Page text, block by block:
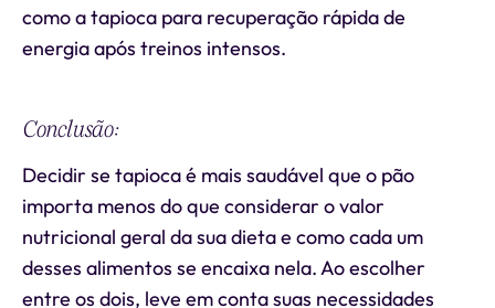
como a tapioca para recuperação rápida de
energia após treinos intensos.
Conclusão:
Decidir se tapioca é mais saudável que o pão
importa menos do que considerar o valor
nutricional geral da sua dieta e como cada um
desses alimentos se encaixa nela. Ao escolher
entre os dois, leve em conta suas necessidades